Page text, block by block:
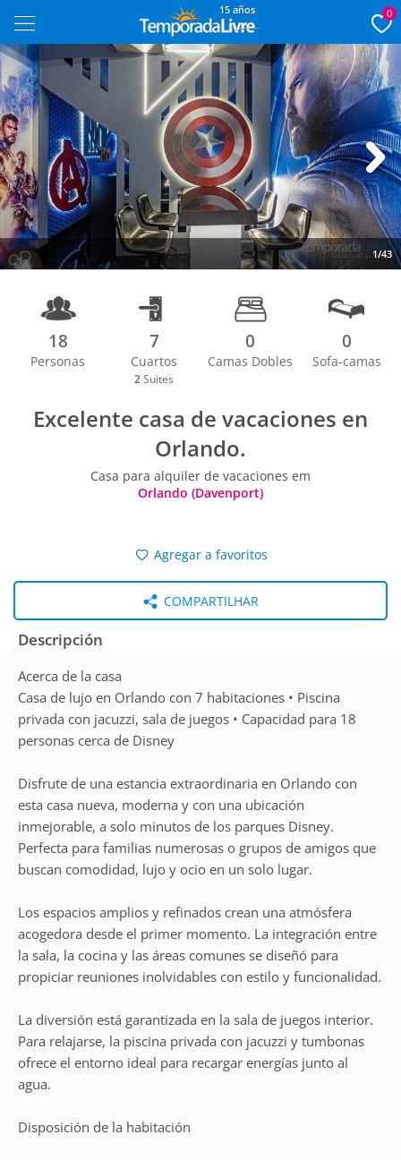
15 años 0
1/43
Next
18
Personas
7
Cuartos
2 Suites
0
Camas Dobles
0
Sofa-camas
Excelente casa de vacaciones en
Orlando.
Casa para alquiler de vacaciones em
Orlando (Davenport)
Agregar a favoritos
COMPARTILHAR
Descripción
Acerca de la casa
Casa de lujo en Orlando con 7 habitaciones • Piscina
privada con jacuzzi, sala de juegos • Capacidad para 18
personas cerca de Disney
Disfrute de una estancia extraordinaria en Orlando con
esta casa nueva, moderna y con una ubicación
inmejorable, a solo minutos de los parques Disney.
Perfecta para familias numerosas o grupos de amigos que
buscan comodidad, lujo y ocio en un solo lugar.
Los espacios amplios y refinados crean una atmósfera
acogedora desde el primer momento. La integración entre
la sala, la cocina y las áreas comunes se diseñó para
propiciar reuniones inolvidables con estilo y funcionalidad.
La diversión está garantizada en la sala de juegos interior.
Para relajarse, la piscina privada con jacuzzi y tumbonas
ofrece el entorno ideal para recargar energías junto al
agua.
Disposición de la habitación